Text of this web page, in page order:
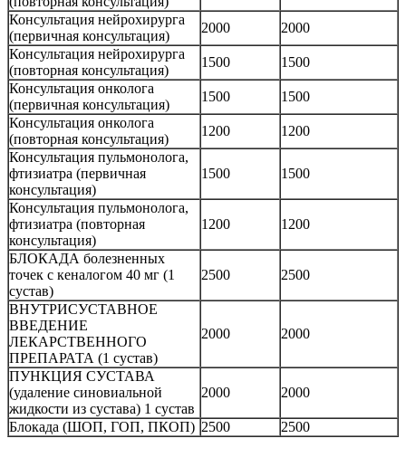
Консультация нейрохирурга
(первичная консультация)
2000
2000
Консультация нейрохирурга
(повторная консультация)
1500
1500
Консультация онколога
(первичная консультация)
1500
1500
Консультация онколога
(повторная консультация)
1200
1200
Консультация пульмонолога,
фтизиатра (первичная
консультация)
1500 1500
Консультация пульмонолога,
фтизиатра (повторная
консультация)
1200 1200
БЛОКАДА болезненных
точек с кеналогом 40 мг (1
сустав)
2500 2500
ВНУТРИСУСТАВНОЕ
ВВЕДЕНИЕ
ЛЕКАРСТВЕННОГО
ПРЕПАРАТА (1 сустав)
2000 2000
ПУНКЦИЯ СУСТАВА
(удаление синовиальной
жидкости из сустава) 1 сустав
2000 2000
Блокада (ШОП, ГОП, ПКОП) 2500 2500